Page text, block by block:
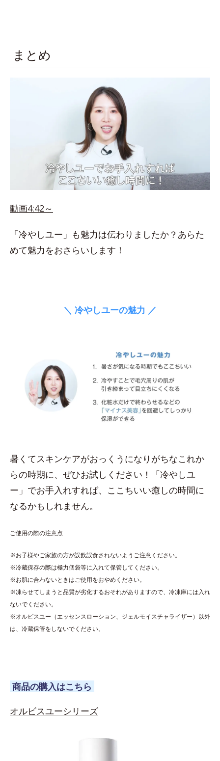
まとめ
動画4:42～
「冷やしユー」も魅力は伝わりましたか？あらた
めて魅力をおさらいします！
＼ 冷やしユーの魅力 ／
暑くてスキンケアがおっくうになりがちなこれか
らの時期に、ぜひお試しください！「冷やしユ
ー」でお手入れすれば、ここちいい癒しの時間に
なるかもしれません。
ご使用の際の注意点
※お子様やご家族の方が誤飲誤食されないようご注意ください。
※冷蔵保存の際は極力個袋等に入れて保管してください。
※お肌に合わないときはご使用をおやめください。
※凍らせてしまうと品質が劣化するおそれがありますので、冷凍庫には入れ
ないでください。
※オルビスユー（エッセンスローション、ジェルモイスチャライザー）以外
は、冷蔵保管をしないでください。
商品の購入はこちら
オルビスユーシリーズ